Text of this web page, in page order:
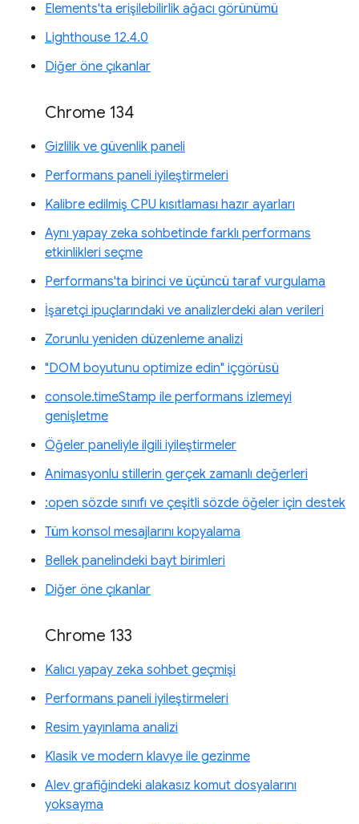
Elements'ta erişilebilirlik ağacı görünümü
Lighthouse 12.4.0
Diğer öne çıkanlar
Chrome 134
Gizlilik ve güvenlik paneli
Performans paneli iyileştirmeleri
Kalibre edilmiş CPU kısıtlaması hazır ayarları
Aynı yapay zeka sohbetinde farklı performans
etkinlikleri seçme
Performans'ta birinci ve üçüncü taraf vurgulama
İşaretçi ipuçlarındaki ve analizlerdeki alan verileri
Zorunlu yeniden düzenleme analizi
"DOM boyutunu optimize edin" içgörüsü
console.timeStamp ile performans izlemeyi
genişletme
Öğeler paneliyle ilgili iyileştirmeler
Animasyonlu stillerin gerçek zamanlı değerleri
:open sözde sınıfı ve çeşitli sözde öğeler için destek
Tüm konsol mesajlarını kopyalama
Bellek panelindeki bayt birimleri
Diğer öne çıkanlar
Chrome 133
Kalıcı yapay zeka sohbet geçmişi
Performans paneli iyileştirmeleri
Resim yayınlama analizi
Klasik ve modern klavye ile gezinme
Alev grafiğindeki alakasız komut dosyalarını
yoksayma